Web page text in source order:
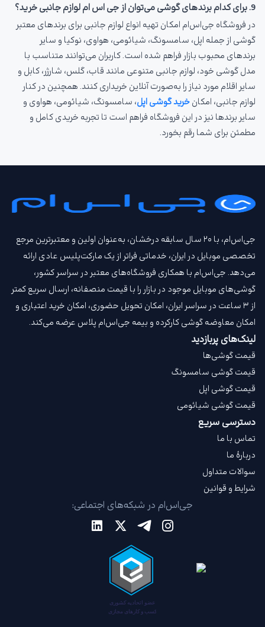
9. برای کدام برندهای گوشی می‌توان از جی اس ام لوازم جانبی خرید؟
در فروشگاه جی‌اس‌ام امکان تهیه انواع لوازم جانبی برای برندهای معتبر
گوشی از جمله اپل، سامسونگ، شیائومی، هواوی، نوکیا و سایر
برندهای محبوب بازار فراهم شده است. کاربران می‌توانند متناسب با
مدل گوشی خود، لوازم جانبی متنوعی مانند قاب، گلس، شارژر، کابل و
سایر اقلام مورد نیاز را به‌صورت آنلاین خریداری کنند. همچنین در کنار
لوازم جانبی، امکانخرید گوشی اپل، سامسونگ، شیائومی، هواوی و
سایر برندها نیز در این فروشگاه فراهم است تا تجربه خریدی کامل و
مطمئن برای شما رقم بخورد.
جی‌اس‌ام، با ۲۰ سال سابقه درخشان، به‌عنوان اولین و معتبرترین مرجع
تخصصی موبایل در ایران، خدماتی فراتر از یک مارکت‌پلیس عادی ارائه
می‌دهد. جی‌اس‌ام با همکاری فروشگاه‌های معتبر در سراسر کشور،
گوشی‌های موبایل موجود در بازار را با قیمت‌ منصفانه، ارسال سریع کمتر
از ۳ ساعت در سراسر ایران، امکان تحویل حضوری، امکان خرید اعتباری و
امکان معاوضه گوشی کارکرده و بیمه جی‌اس‌ام‌ پلاس عرضه می‌کند.
لینک‌های پربازدید
قیمت گوشی‌ها
قیمت گوشی سامسونگ
قیمت گوشی اپل
قیمت گوشی شیائومی
دسترسی سریع
تماس با ما
دربارهٔ ما
سوالات متداول
شرایط و قوانین
جی‌اس‌ام در شبکه‌های اجتماعی: